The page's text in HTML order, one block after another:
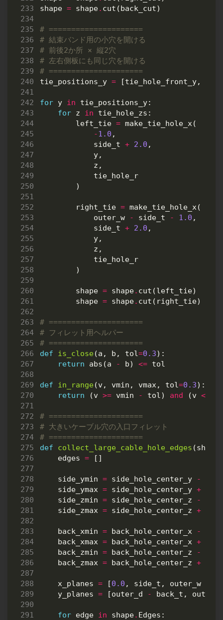
shape = shape. cut (back_cut)
# =====================
# 結束バンド用の小穴を開ける
# 前後2か所 × 縦2穴
# 左右側板にも同じ穴を開ける
# =====================
tie_positions_y = [tie_hole_front_y,
for y in tie_positions_y:
for z in tie_hole_zs :
left_tie = make_tie_hole_x(
-1.0 ,
side_t + 2.0 ,
y,
z ,
tie_hole_r
)
right_tie = make_tie_hole_x(
outer_w
- side_t - 1.0 ,
side_t + 2.0 ,
y,
z ,
tie_hole_r
)
shape = shape. cut (left_tie)
shape = shape. cut ( right_tie)
# =====================
# フィレット用ヘルパー
# =====================
def
is_close(a , b , tol=0.3):
return
abs (a - b) <= tol
def in_range(v, vmin , vmax, tol=0.3):
return
(v >= vmin - tol) and (v <=
# =====================
# 大きいケーブル穴の入口フィレット
# =====================
def
collect_large_cable_hole_edges (shape
edges = []
side_ymin = side_hole_center_y -
side_ymax = side_hole_center_y +
side_zmin = side_hole_center_z -
side_zmax = side_hole_center_z +
back_xmin = back_hole_center_x -
back_xmax = back_hole_center_x +
back_zmin = back_hole_center_z -
back_zmax = back_hole_center_z +
x_planes = [0.0 , side_t , outer_w
y_planes = [outer_d - back_t ,
for edge in shape. Edges :